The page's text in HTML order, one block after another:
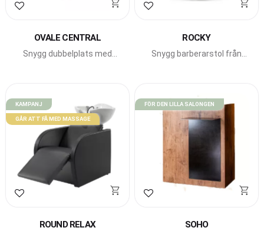
Lägg till i favoriter
OVALE CENTRAL
Snygg dubbelplats med
Lägg till i favoriter
ROCKY
Snygg barberarstol från
Lägg till i favoriter
ROUND RELAX
KAMPANJ
GÅR ATT FÅ MED MASSAGE
Lägg till i favoriter
SOHO
FÖR DEN LILLA SALONGEN